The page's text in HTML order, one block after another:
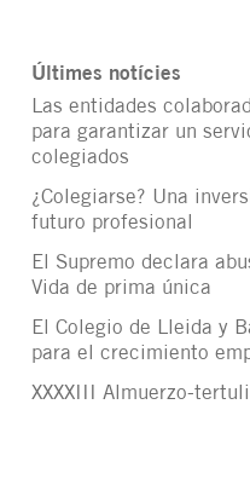
Últimes notícies
Las entidades
para garantizar un
colegiados
¿Colegiarse? Una
futuro profesional
El Supremo declara
Vida de prima única
El Colegio de Lleida y
para el crecimiento
XXXXIII Almuerzo-